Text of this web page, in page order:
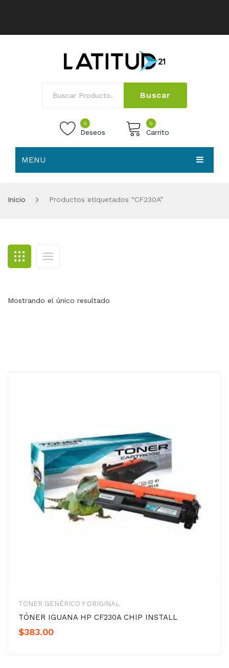
Buscar
0
Deseos
0
Carrito
MENU
BLOG
CONTACTO
Inicio Productos etiquetados “CF230A”
Mostrando el único resultado
TONER GENÉRICO Y ORIGINAL
TÓNER IGUANA HP CF230A CHIP INSTALL
$383.00